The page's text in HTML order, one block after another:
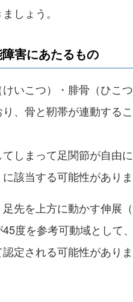
しょう。
障害にあたるもの
いこつ）・腓骨（ひこ
、骨と靭帯が連動する
しまって足関節が自由
に該当する可能性がありま
先を上方に動かす伸展
度を参考可動域として
定される可能性がありま